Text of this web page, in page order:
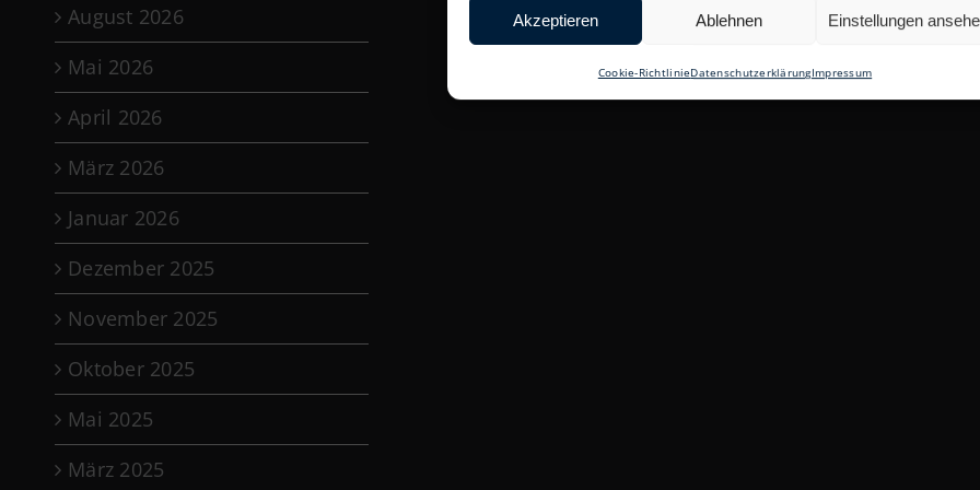
Akzeptieren Ablehnen Einstellungen
Cookie-RichtlinieDatenschutzerklärungImpressum
August 2026
Mai 2026
April 2026
März 2026
Januar 2026
Dezember 2025
November 2025
Oktober 2025
Mai 2025
März 2025